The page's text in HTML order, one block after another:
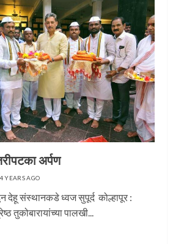
अर्पण
4 YEARS AGO
देहू संस्थानकडे ध्वज सुपूर्द कोल्हापूर :
तुकोबारायांच्या पालखी...